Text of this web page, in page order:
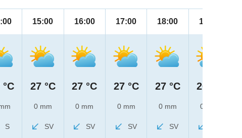
S
15:00
27 °C
0 mm
SV
16:00
27 °C
0 mm
SV
17:00
27 °C
0 mm
SV
18:00
27 °C
0 mm
SV
19:00
26 °C
0 mm